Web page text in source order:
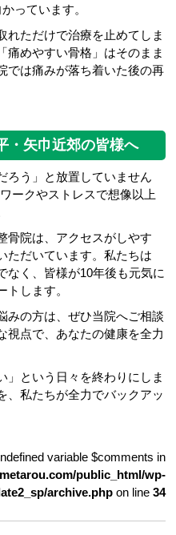
っています。
れただけで治療を止めてしま
痛めやすい骨格」はそのまま
では痛みが落ち着いた後の再
・矢巾近郊の皆様へ
ろう」と放置していません
ークやストレスで想像以上
骨院は、アクセスがしやす
ただいています。私たちは
なく、皆様が10年後も元気に
します。
みの方は、ぜひ当院へご相談
視点で、あなたの健康を全力
」という日々を終わりにしま
、私たちが全力でバックアッ
variable $comments in
public_html/wp-
archive.phpon line 34